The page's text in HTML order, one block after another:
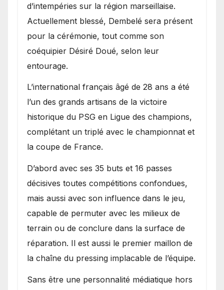
d’intempéries sur la région marseillaise.
Actuellement blessé, Dembelé sera présent
pour la cérémonie, tout comme son
coéquipier Désiré Doué, selon leur
entourage.
L’international français âgé de 28 ans a été
l’un des grands artisans de la victoire
historique du PSG en Ligue des champions,
complétant un triplé avec le championnat et
la coupe de France.
D’abord avec ses 35 buts et 16 passes
décisives toutes compétitions confondues,
mais aussi avec son influence dans le jeu,
capable de permuter avec les milieux de
terrain ou de conclure dans la surface de
réparation. Il est aussi le premier maillon de
la chaîne du pressing implacable de l’équipe.
Sans être une personnalité médiatique hors